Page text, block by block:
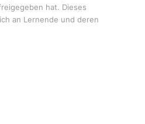
hat. Dieses
an Lernende und deren